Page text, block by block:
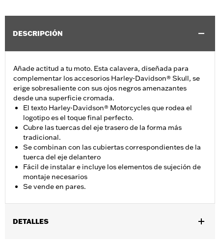
DESCRIPCIÓN
Añade actitud a tu moto. Esta calavera, diseñada para
complementar los accesorios Harley-Davidson® Skull, se
erige sobresaliente con sus ojos negros amenazantes
desde una superficie cromada.
El texto Harley-Davidson® Motorcycles que rodea el
logotipo es el toque final perfecto.
Cubre las tuercas del eje trasero de la forma más
tradicional.
Se combinan con las cubiertas correspondientes de la
tuerca del eje delantero
Fácil de instalar e incluye los elementos de sujeción de
montaje necesarios
Se vende en pares.
DETALLES